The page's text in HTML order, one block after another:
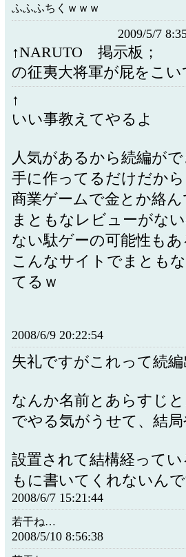
ふふふちくｗｗｗ
2009/5/7
↑NARUTO 掲示板；
の征夷大将軍が屁をこい
↑
いい事教えてやるよ
人気があるから続編が
手に作ってるだけだから
商業ゲームで金とか絡
まともなレビューがな
ない駄ゲーの可能性もあ
こんなサイトでまとも
てるｗ
2008/6/9 20:22:54
失礼ですがこれって続
なんか名前とあらすじ
でやる気がうせて、結
設置されて結構経って
もに書いてくれないん
2008/6/7 15:21:44
若干ね…
2008/5/10 8:56:38